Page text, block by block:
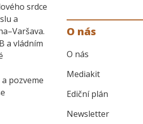
srdce
a
a vládním
pozveme
O nás
O nás
Mediakit
Ediční plán
Newsletter